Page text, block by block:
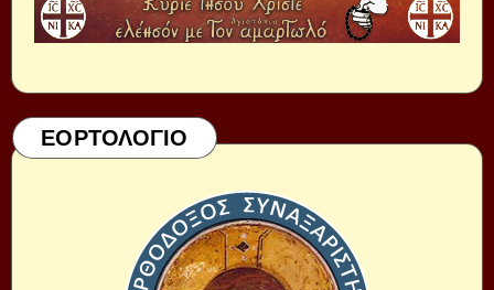
ΕΟΡΤΟΛΟΓΙΟ